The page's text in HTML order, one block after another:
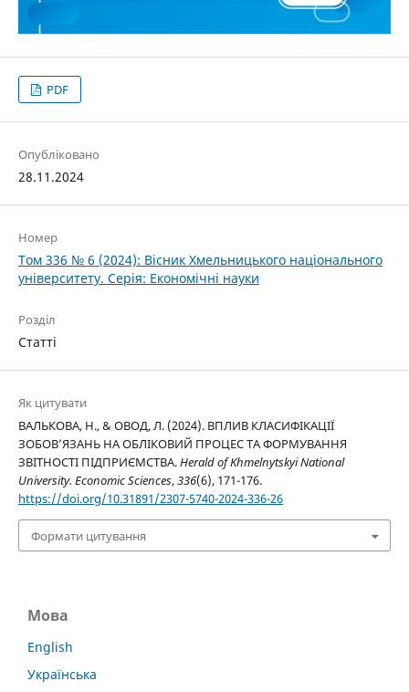
PDF
Опубліковано
28.11.2024
Номер
Том 336 № 6 (2024): Вісник Хмельницького національного
університету. Серія: Економічні науки
Розділ
Статті
Як цитувати
ВАЛЬКОВА, Н., & ОВОД, Л. (2024). ВПЛИВ КЛАСИФІКАЦІЇ
ЗОБОВ’ЯЗАНЬ НА ОБЛІКОВИЙ ПРОЦЕС ТА ФОРМУВАННЯ
ЗВІТНОСТІ ПІДПРИЄМСТВА.Herald of Khmelnytskyi National
University. Economic Sciences,336(6), 171-176.
https://doi.org/10.31891/2307-5740-2024-336-26
Формати цитування
Мова
English
Українська